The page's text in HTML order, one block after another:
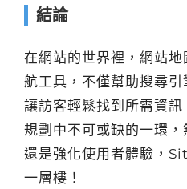
結論
在網站的世界裡，網站
航工具，不僅幫助搜尋
讓訪客輕鬆找到所需資
規劃中不可或缺的一環，
還是強化使用者體驗，
一層樓！